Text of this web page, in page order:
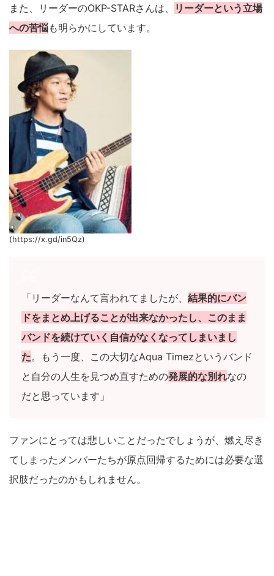
また、リーダーのOKP-STARさんは、
リーダーという立場
への苦悩も明らかにしています。
(https://x.gd/in5Qz)
「リーダーなんて言われてましたが、 結果的にバン
ドをまとめ上げることが出来なかったし、このまま
バンドを続けていく自信がなくなってしまいまし
た。もう一度、この大切なAqua Timezというバンド
と自分の人生を見つめ直すための発展的な別れなの
だと思っています」
ファンにとっては悲しいことだったでしょうが、燃え尽き
てしまったメンバーたちが原点回帰するためには必要な選
択肢だったのかもしれません。